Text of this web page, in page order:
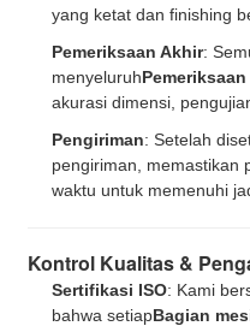
yang ketat dan finishing
Pemeriksaan Akhir:
menyeluruh
akurasi dimensi,
Pengiriman: Setelah
pengiriman, memastikan
waktu untuk memenuhi
Kontrol Kualitas &
Sertifikasi ISO: Kami
bahwa setiapBagian